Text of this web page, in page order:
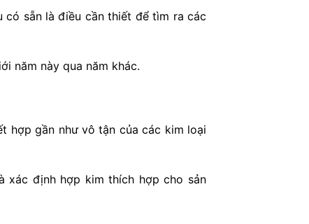
có sẵn là điều cần thiết để tìm ra các
năm này qua năm khác.
hợp gần như vô tận của các kim loại
xác định hợp kim thích hợp cho sản